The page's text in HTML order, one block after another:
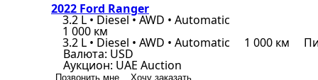
2022 Ford Ranger
3.2 L • Diesel • AWD • Automatic
1 000 км
3.2 L • Diesel • AWD • Automatic 1 000 км
Валюта: USD
Аукцион: UAE Auction
Позвонить мне Хочу заказать